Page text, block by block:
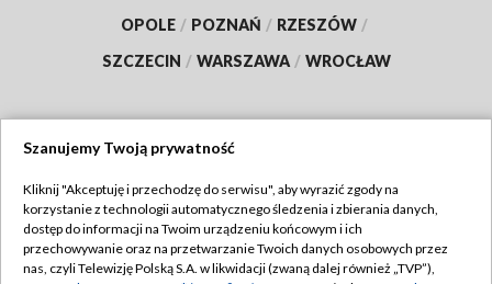
OPOLE / POZNAŃ / RZESZÓW /
SZCZECIN / WARSZAWA / WROCŁAW
TVP
Abonament TVP
Regulamin TVP
Szanujemy Twoją prywatność
Kliknij "Akceptuję i przechodzę do serwisu", aby wyrazić zgody na
korzystanie z technologii automatycznego śledzenia i zbierania danych,
dostęp do informacji na Twoim urządzeniu końcowym i ich
przechowywanie oraz na przetwarzanie Twoich danych osobowych przez
nas, czyli Telewizję Polską S.A. w likwidacji (zwaną dalej również „TVP”),